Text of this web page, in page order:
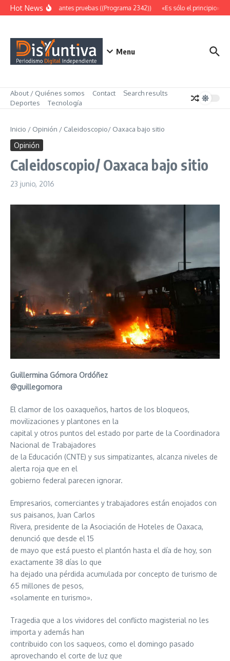
Saltar al contenido
Hot NewsAbundantes pruebas ((Programa 2342)) «Es sólo el principio»
Menu
About / Quiénes somos Contact
Search results
Deportes
Tecnología
Inicio / Opinión / Caleidoscopio/ Oaxaca bajo sitio
Opinión
Caleidoscopio/ Oaxaca bajo sitio
23 junio, 2016
Guillermina Gómora Ordóñez
@guillegomora
El clamor de los oaxaqueños, hartos de los bloqueos,
movilizaciones y plantones en la
capital y otros puntos del estado por parte de la Coordinadora
Nacional de Trabajadores
de la Educación (CNTE) y sus simpatizantes, alcanza niveles de
alerta roja que en el
gobierno federal parecen ignorar.
Empresarios, comerciantes y trabajadores están enojados con
sus paisanos, Juan Carlos
Rivera, presidente de la Asociación de Hoteles de Oaxaca,
denunció que desde el 15
de mayo que está puesto el plantón hasta el día de hoy, son
exactamente 38 días lo que
ha dejado una pérdida acumulada por concepto de turismo de
65 millones de pesos,
«solamente en turismo».
Tragedia que a los vividores del conflicto magisterial no les
importa y además han
contribuido con los saqueos, como el domingo pasado
aprovechando el corte de luz que